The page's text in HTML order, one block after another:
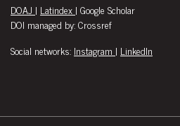
DOAJ | Latindex | Google Scholar
DOI managed by: Crossref
Social networks: Instagram | LinkedIn